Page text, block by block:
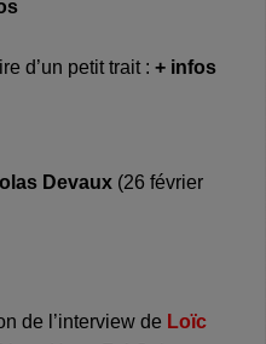
d’un petit trait : + infos
Devaux (26 février
de l’interview de Loïc